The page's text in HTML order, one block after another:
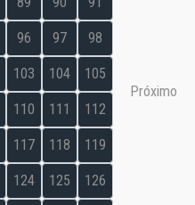
96 97 98
103 104 105
110 111 112
117 118 119
124 125 126
Próximo